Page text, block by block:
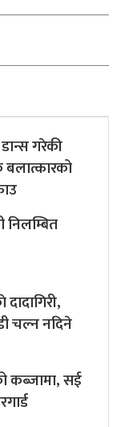
गरेकी
निलम्बित
दादागिरी,
चल्न नदिने
कब्जामा, सई